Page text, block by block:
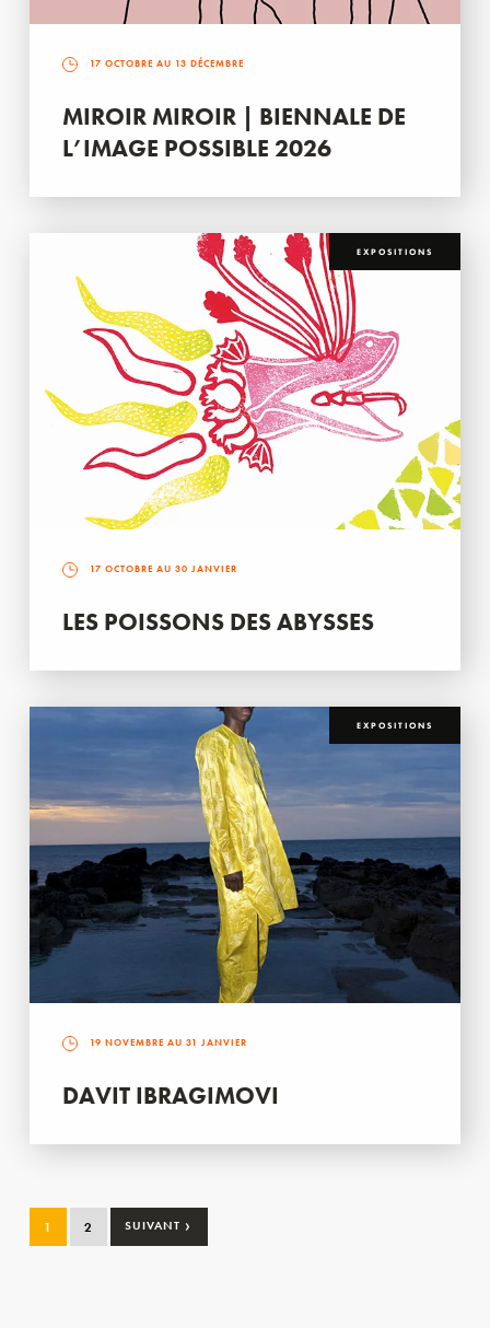
17 OCTOBRE AU 13 DÉCEMBRE
MIROIR MIROIR | BIENNALE DE
L’IMAGE POSSIBLE 2026
EXPOSITIONS
17 OCTOBRE AU 30 JANVIER
LES POISSONS DES ABYSSES
EXPOSITIONS
19 NOVEMBRE AU 31 JANVIER
DAVIT IBRAGIMOVI
1 2 SUIVANT ›